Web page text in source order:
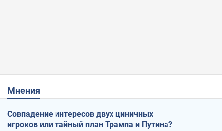
Мнения
Совпадение интересов двух циничных
игроков или тайный план Трампа и Путина?